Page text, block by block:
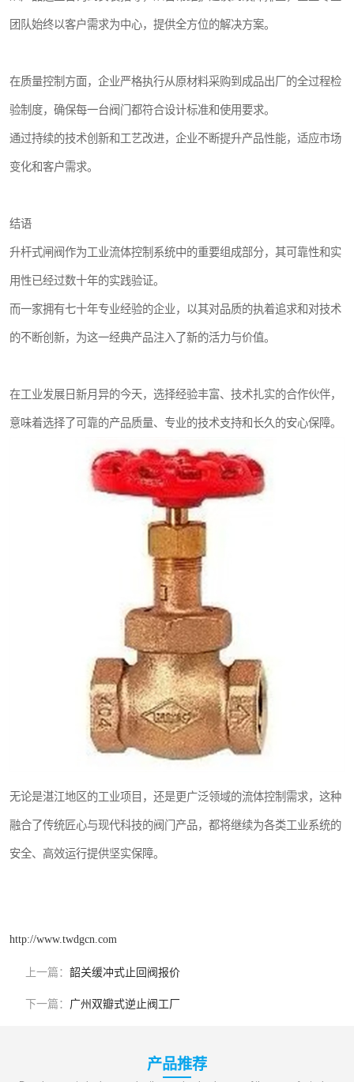
团队始终以客户需求为中心，提供全方位的解决方案。
在质量控制方面，企业严格执行从原材料采购到成品出厂的全过程检
验制度，确保每一台阀门都符合设计标准和使用要求。
通过持续的技术创新和工艺改进，企业不断提升产品性能，适应市场
变化和客户需求。
结语
升杆式闸阀作为工业流体控制系统中的重要组成部分，其可靠性和实
用性已经过数十年的实践验证。
而一家拥有七十年专业经验的企业，以其对品质的执着追求和对技术
的不断创新，为这一经典产品注入了新的活力与价值。
在工业发展日新月异的今天，选择经验丰富、技术扎实的合作伙伴，
意味着选择了可靠的产品质量、专业的技术支持和长久的安心保障。
无论是湛江地区的工业项目，还是更广泛领域的流体控制需求，这种
融合了传统匠心与现代科技的阀门产品，都将继续为各类工业系统的
安全、高效运行提供坚实保障。
http://www.twdgcn.com
上一篇： 韶关缓冲式止回阀报价
下一篇： 广州双瓣式逆止阀工厂
产品推荐